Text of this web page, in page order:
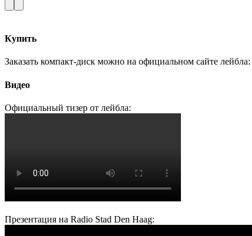
Купить
Заказать компакт-диск можно на официальном сайте лейбла:
Видео
Официальный тизер от лейбла:
Презентация на Radio Stad Den Haag: